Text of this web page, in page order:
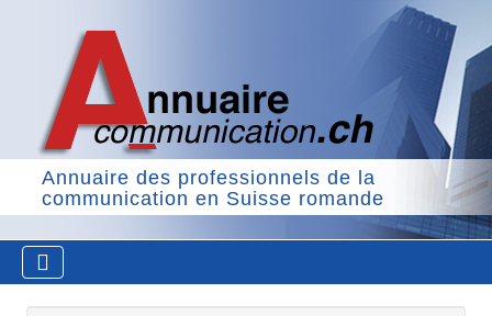
Annuaire des professionnels de la
communication en Suisse romande